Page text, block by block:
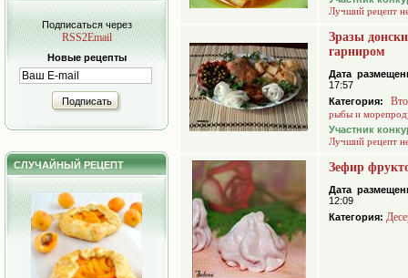
Подписаться через
RSS2Email
Новые рецепты
Подписать
СЛУЧАЙНЫЙ РЕЦЕПТ
Лучший рецепт
Зразы
гарниром
Дата
17:57
Категория:
рыбы и
Участник
Лучший рецепт
Зефир
Дата
12:09
Категория: